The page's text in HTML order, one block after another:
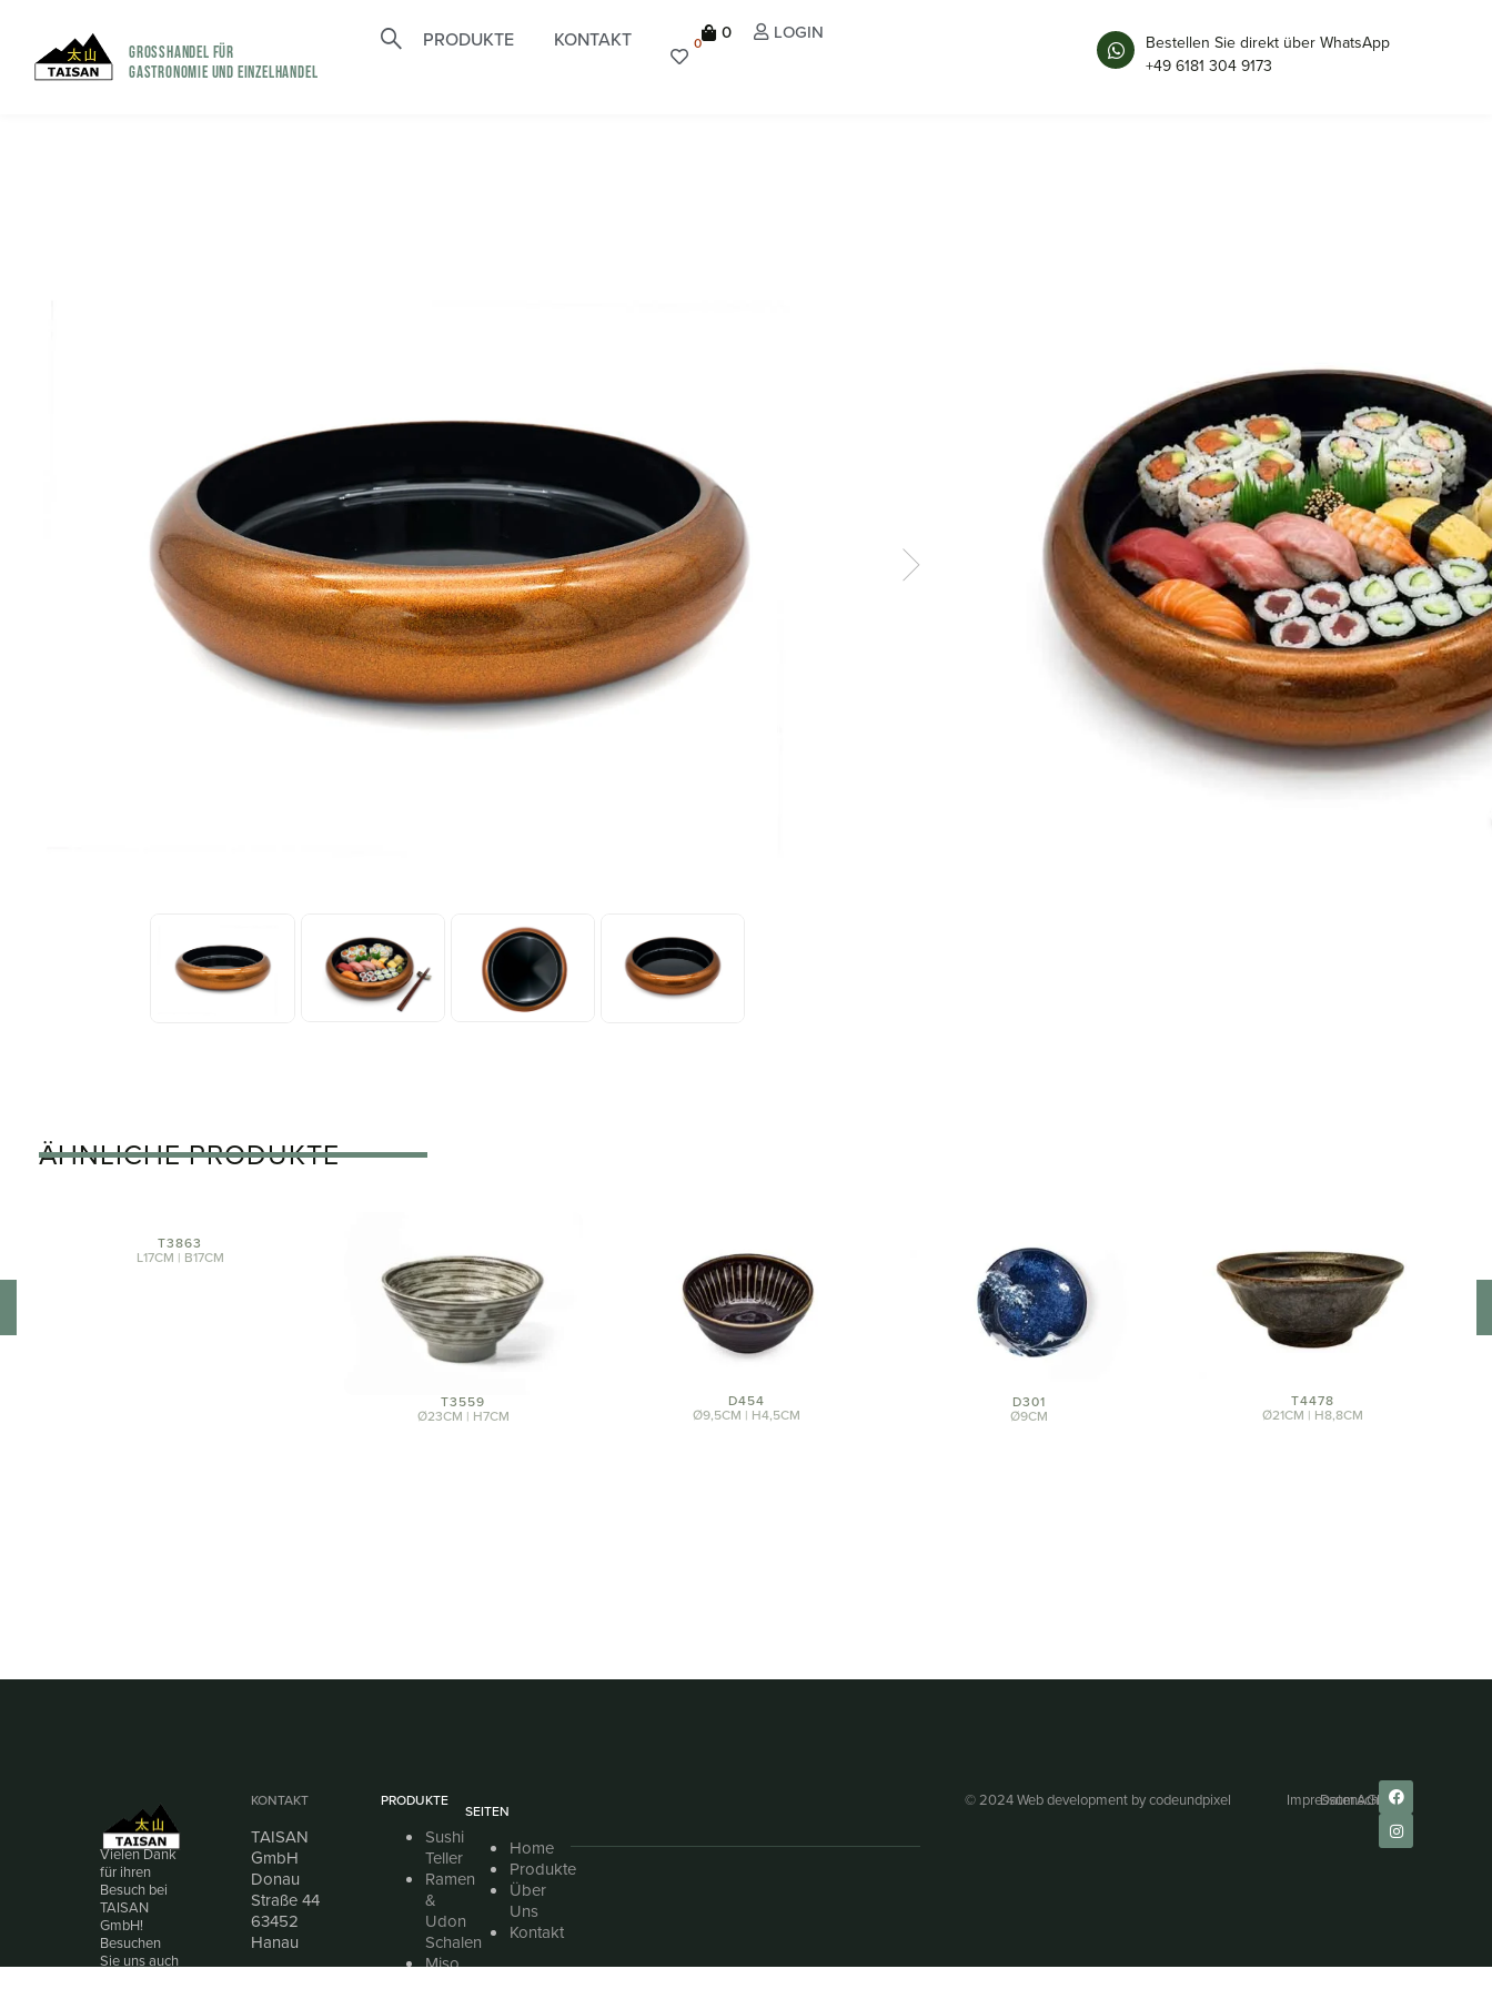
GROSSHANDEL FÜR
GASTRONOMIE UND EINZELHANDEL
PRODUKTE KONTAKT 0 0 LOGIN
Bestellen Sie direkt über WhatsApp
+49 6181 304 9173
braun, rot, orange
ABS
Verwendung Sushi
Hersteller Japan
In den Warenkorb
Produktinformation
ÄHNLICHE PRODUKTE
T3863
L17CM | B17CM
T3559
Ø23CM | H7CM
D454
Ø9,5CM | H4,5CM
D301
Ø9CM
T4478
Ø21CM | H8,8CM
Vielen Dank
für ihren
Besuch bei
TAISAN
GmbH!
Besuchen
Sie uns auch
KONTAKT
TAISAN
GmbH
Donau
Straße 44
63452
Hanau
PRODUKTE
Sushi
Teller
Ramen
&
Udon
Schalen
Miso
SEITEN
Home
Produkte
Über
Uns
Kontakt
© 2024 Web development bycodeundpixel ImpressumDatenschutz
AGB